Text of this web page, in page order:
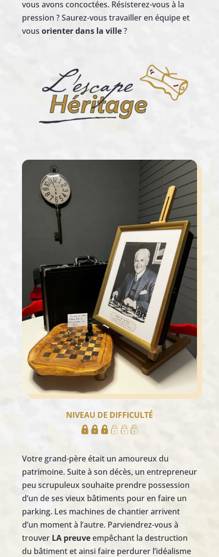
vous avons concoctées. Résisterez-vous à la
pression ? Saurez-vous travailler en équipe et
vous orienter dans la ville?
NIVEAU DE DIFFICULTÉ
Votre grand-père était un amoureux du
patrimoine. Suite à son décès, un entrepreneur
peu scrupuleux souhaite prendre possession
d’un de ses vieux bâtiments pour en faire un
parking. Les machines de chantier arrivent
d’un moment à l’autre. Parviendrez-vous à
trouver LA preuveempêchant la destruction
du bâtiment et ainsi faire perdurer l’idéalisme